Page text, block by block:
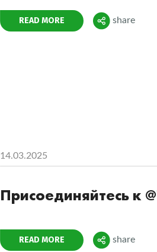
READ MORE Поделиться
share
14.03.2025
Присоединяйтесь к
READ MORE Поделиться
share